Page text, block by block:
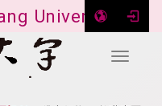
University
Toggle